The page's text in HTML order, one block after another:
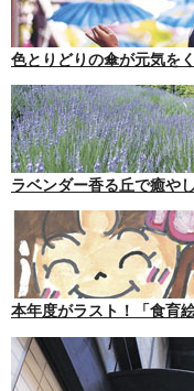
色とりどりの傘が元気を
ラベンダー香る丘で癒や
本年度がラスト！「食育